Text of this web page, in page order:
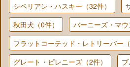
シベリアン・ハスキー（32件）
秋田犬（0件）
バーニーズ・マウ
フラットコーテッド・レトリーバー（
グレート・ピレニーズ（2件）